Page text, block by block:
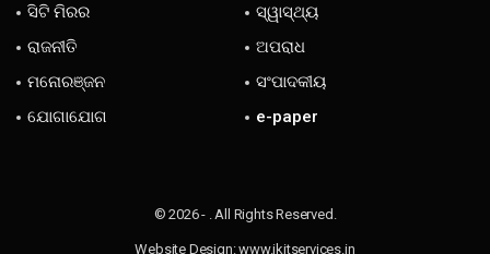
ସିଟି ମିରର
ସ୍ୱାସ୍ଥ୍ୟ
ରାଜନୀତି
ଅପରାଧ
ମନୋରଞ୍ଜନ
ସଂପାଦକୀୟ
ଯୋଗାଯୋଗ
e-paper
© 2026 - . All Rights Reserved.
Website Design:www.jkitservices.in